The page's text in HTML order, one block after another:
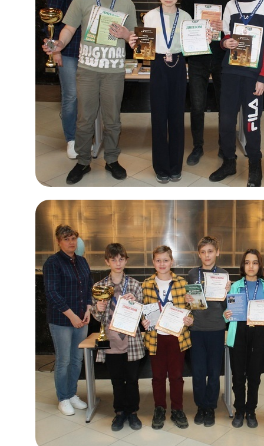
Документация
Ресурсные центры
Новости
Партнеры
Контакты
Политика обработки персональных данных